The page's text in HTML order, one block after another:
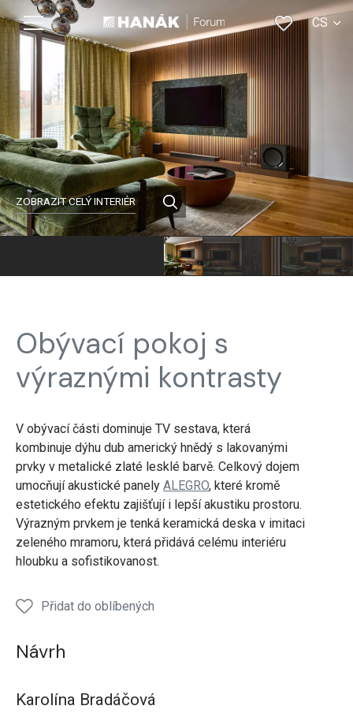
CS
ZOBRAZIT CELÝ INTERIÉR
Obývací pokoj s
výraznými kontrasty
V obývací části dominuje TV sestava, která
kombinuje dýhu dub americký hnědý s lakovanými
prvky v metalické zlaté lesklé barvě. Celkový dojem
umocňují akustické panely ALEGRO, které kromě
estetického efektu zajišťují i lepší akustiku prostoru.
Výrazným prvkem je tenká keramická deska v imitaci
zeleného mramoru, která přidává celému interiéru
hloubku a sofistikovanost.
Přidat do oblíbených
Návrh
Karolína Bradáčová